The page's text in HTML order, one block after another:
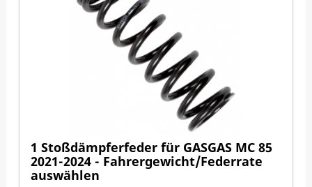
1 Stoßdämpferfeder für GASGAS MC 85
2021-2024 - Fahrergewicht/Federrate
auswählen